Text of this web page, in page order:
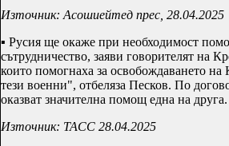
Източник: Асошиейтед прес, 28.04.2025
▪ Русия ще окаже при необходимост
сътрудничество, заяви говорителят на
които помогнаха за освобождаването
тези военни", отбеляза Песков. По
оказват значителна помощ една на друга.
Източник: ТАСС 28.04.2025